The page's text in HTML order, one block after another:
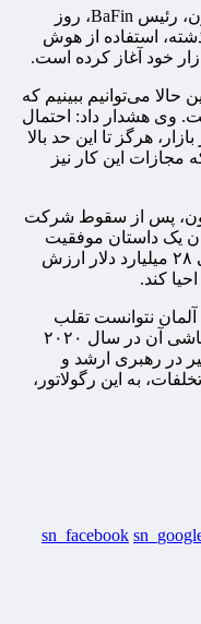
به گزارش مقیاس اقتصاد، مارک برانسون، رئیس BaFin، روز
استفاده از هوش
خود آغاز کرده است.
می‌توانیم ببینیم که
وی هشدار داد: احتمال
هرگز تا این حد بالا
مجازات این کار نیز
پس از سقوط شرکت
یک داستان موفقیت
آلمانی مورد ستایش قرار گرفت و زمانی ۲۸ میلیارد دلار ارزش
کند.
نتوانست تقلب
حسابداری در «وایرکارد» را قبل از فروپاشی آن در سال ۲۰۲۰
در رهبری ارشد و
به این رگولاتور،
sn_facebook